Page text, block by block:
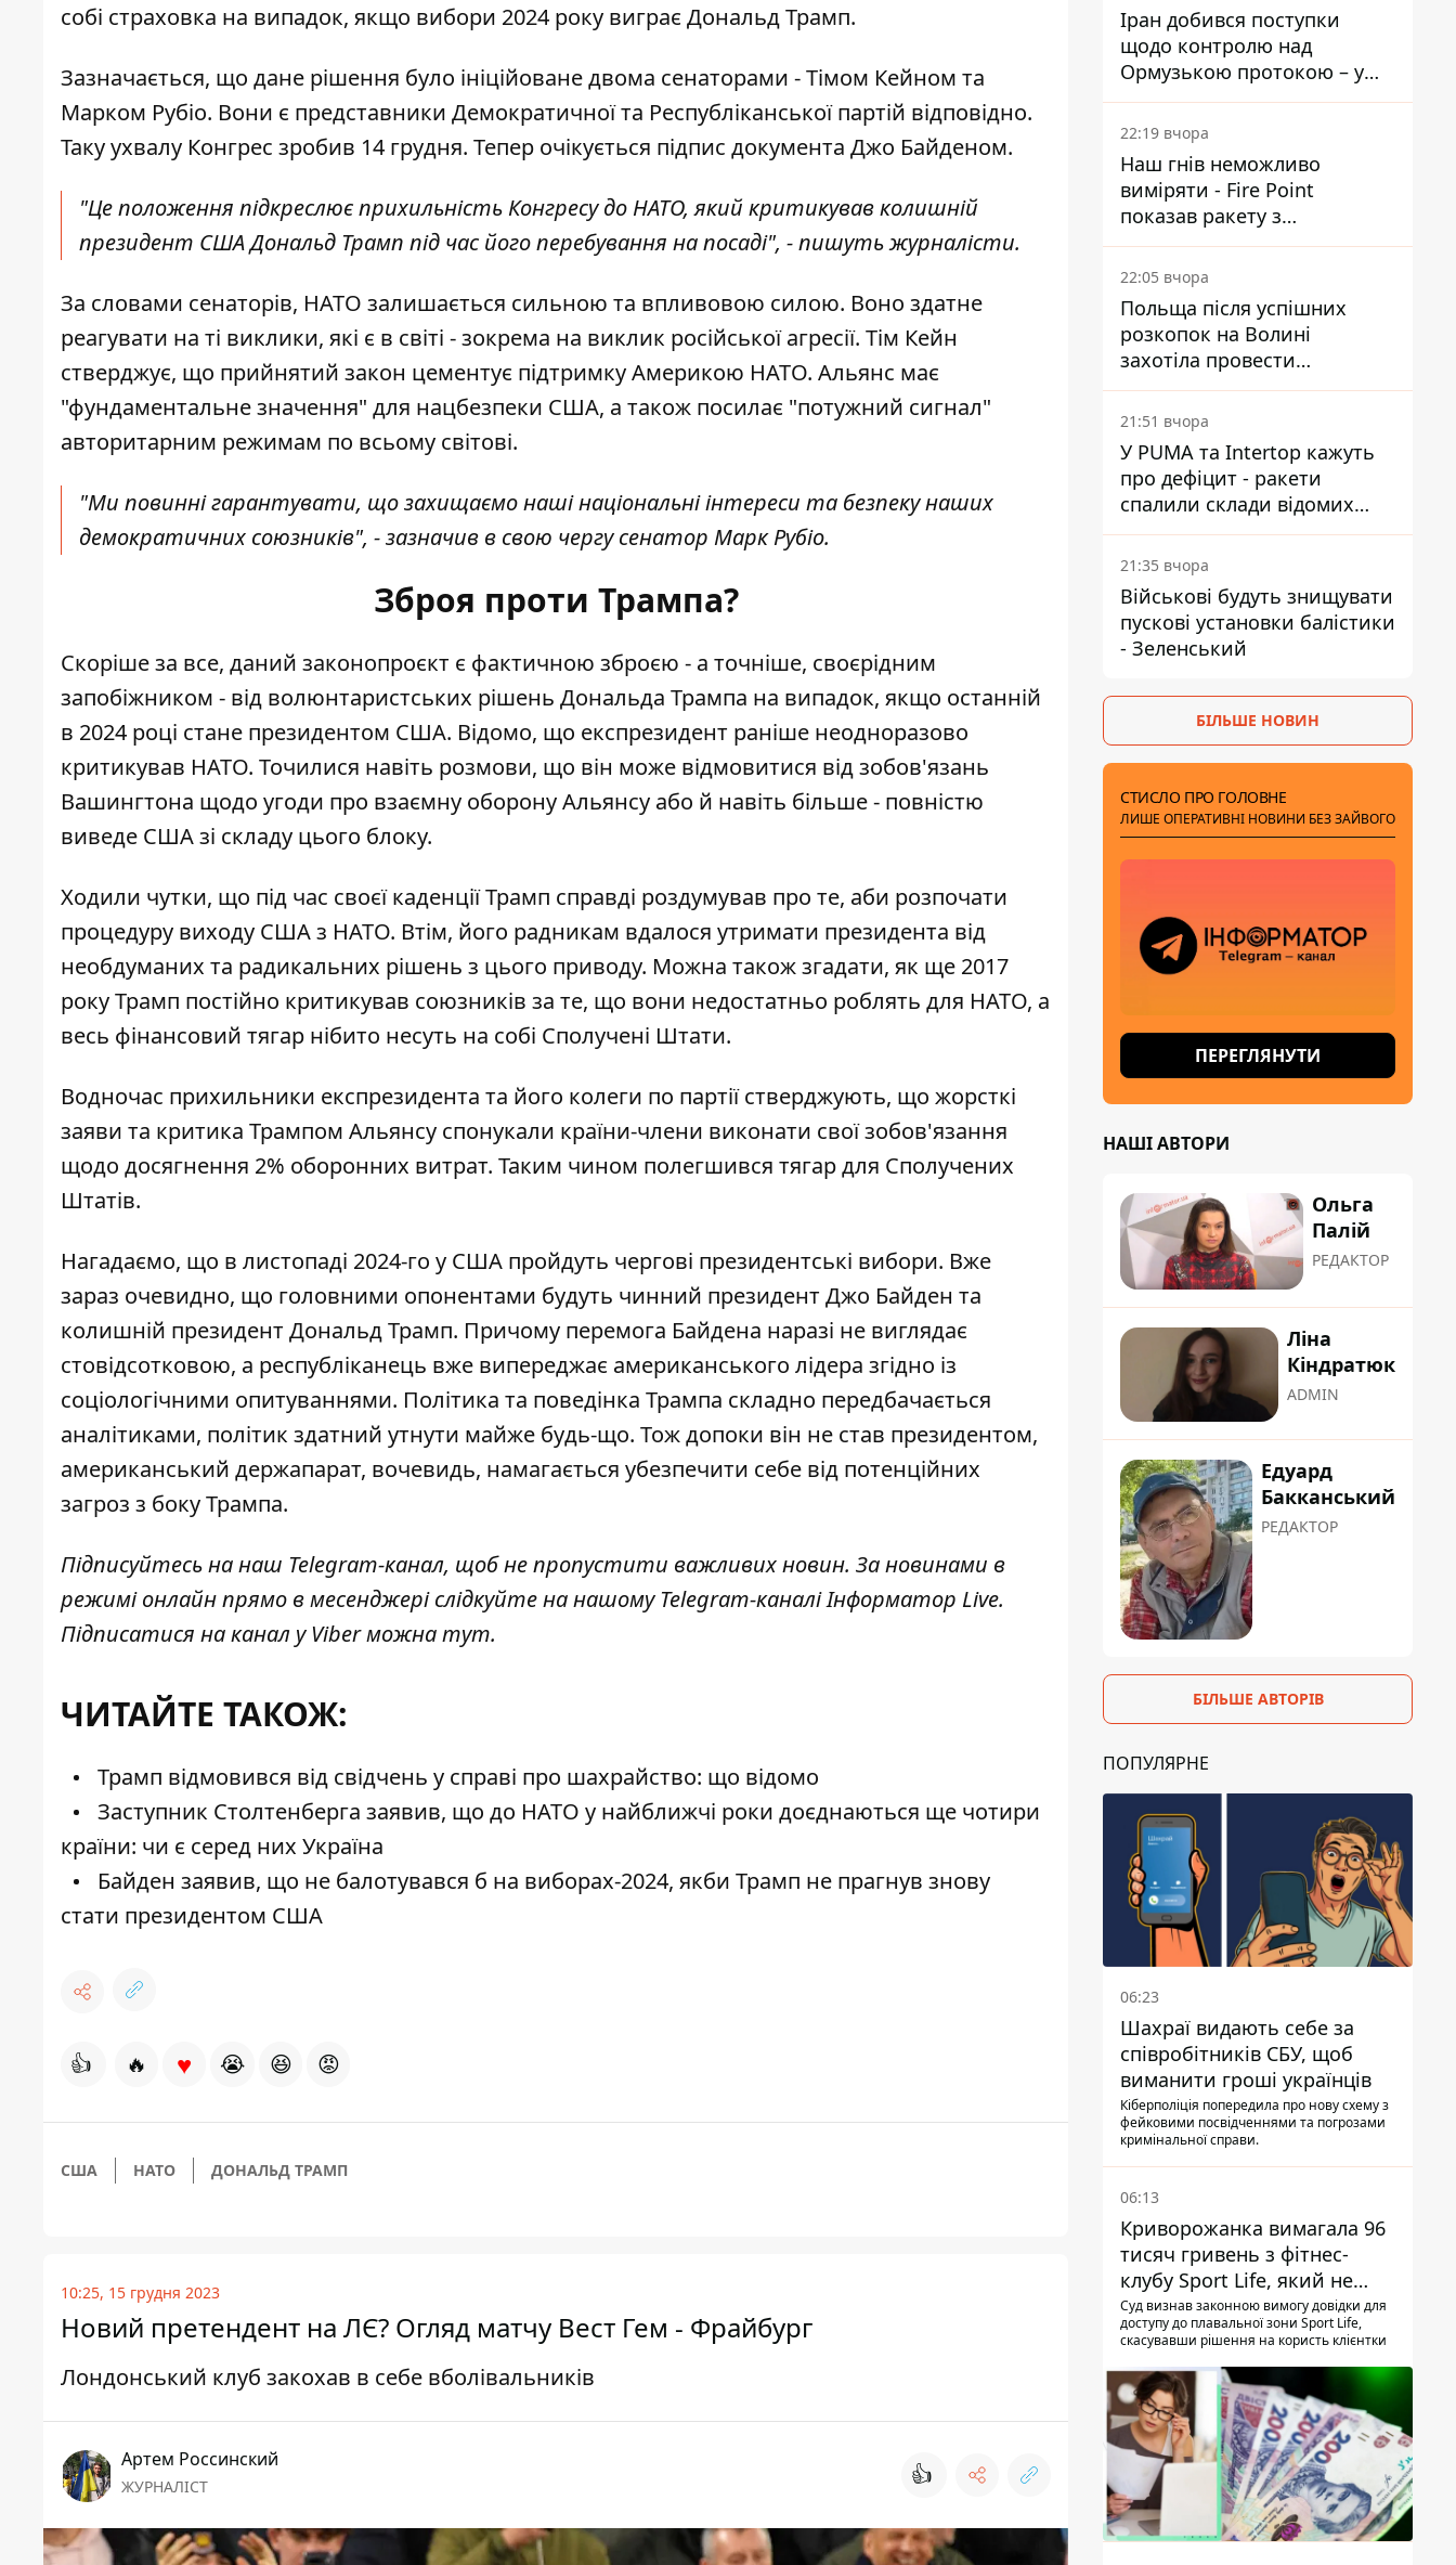
собі страховка на випадок, якщо вибори 2024 року виграє Дональд Трамп.
Зазначається, що дане рішення було ініційоване двома сенаторами - Тімом Кейном та
Марком Рубіо. Вони є представники Демократичної та Республіканської партій відповідно.
Таку ухвалу Конгрес зробив 14 грудня. Тепер очікується підпис документа Джо Байденом.
"Це положення підкреслює прихильність Конгресу до НАТО, який критикував колишній
президент США Дональд Трамп під час його перебування на посаді", - пишуть журналісти.
За словами сенаторів, НАТО залишається сильною та впливовою силою. Воно здатне
реагувати на ті виклики, які є в світі - зокрема на виклик російської агресії. Тім Кейн
стверджує, що прийнятий закон цементує підтримку Америкою НАТО. Альянс має
"фундаментальне значення" для нацбезпеки США, а також посилає "потужний сигнал"
авторитарним режимам по всьому світові.
"Ми повинні гарантувати, що захищаємо наші національні інтереси та безпеку наших
демократичних союзників", - зазначив в свою чергу сенатор Марк Рубіо.
Зброя проти Трампа?
Скоріше за все, даний законопроєкт є фактичною зброєю - а точніше, своєрідним
запобіжником - від волюнтаристських рішень Дональда Трампа на випадок, якщо останній
в 2024 році стане президентом США. Відомо, що експрезидент раніше неодноразово
критикував НАТО. Точилися навіть розмови, що він може відмовитися від зобов'язань
Вашингтона щодо угоди про взаємну оборону Альянсу або й навіть більше - повністю
виведе США зі складу цього блоку.
Ходили чутки, що під час своєї каденції Трамп справді роздумував про те, аби розпочати
процедуру виходу США з НАТО. Втім, його радникам вдалося утримати президента від
необдуманих та радикальних рішень з цього приводу. Можна також згадати, як ще 2017
року Трамп постійно критикував союзників за те, що вони недостатньо роблять для НАТО, а
весь фінансовий тягар нібито несуть на собі Сполучені Штати.
Водночас прихильники експрезидента та його колеги по партії стверджують, що жорсткі
заяви та критика Трампом Альянсу спонукали країни-члени виконати свої зобов'язання
щодо досягнення 2% оборонних витрат. Таким чином полегшився тягар для Сполучених
Штатів.
Нагадаємо, що в листопаді 2024-го у США пройдуть чергові президентські вибори. Вже
зараз очевидно, що головними опонентами будуть чинний президент Джо Байден та
колишній президент Дональд Трамп. Причому перемога Байдена наразі не виглядає
стовідсотковою, а республіканець вже випереджає американського лідера згідно із
соціологічними опитуваннями. Політика та поведінка Трампа складно передбачається
аналітиками, політик здатний утнути майже будь-що. Тож допоки він не став президентом,
американський держапарат, вочевидь, намагається убезпечити себе від потенційних
загроз з боку Трампа.
Підписуйтесь на наш Telegram-канал, щоб не пропустити важливих новин. За новинами в
режимі онлайн прямо в месенджері слідкуйте на нашому Telegram-каналіІнформатор Live.
Підписатися на канал у Viber можнатут.
ЧИТАЙТЕ ТАКОЖ:
Трамп відмовився від свідчень у справі про шахрайство: що відомо
Заступник Столтенберга заявив, що до НАТО у найближчі роки доєднаються ще чотири
країни: чи є серед них Україна
Байден заявив, що не балотувався б на виборах-2024, якби Трамп не прагнув знову
стати президентом США
👍 🔥 ♥ 😭 😆 😡
США НАТО ДОНАЛЬД ТРАМП
10:25, 15 грудня 2023
Новий претендент на ЛЄ? Огляд матчу Вест Гем - Фрайбург
Лондонський клуб закохав в себе вболівальників
Артем Россинский
ЖУРНАЛІСТ 👍
Іран добився поступки
щодо контролю над
Ормузькою протокою – у
Reuters розкрили деталі
22:19 вчора
Наш гнів неможливо
виміряти - Fire Point
показав ракету з
загадковою позначкою 723
22:05 вчора
Польща після успішних
розкопок на Волині
захотіла провести
ексгумацію у нових місцях
21:51 вчора
У PUMA та Intertop кажуть
про дефіцит - ракети
спалили склади відомих
брендів
21:35 вчора
Військові будуть знищувати
пускові установки балістики
- Зеленський
БІЛЬШЕ НОВИН
СТИСЛО ПРО ГОЛОВНЕ
ЛИШЕ ОПЕРАТИВНІ НОВИНИ БЕЗ ЗАЙВОГО
ПЕРЕГЛЯНУТИ
НАШІ АВТОРИ
Ольга
Палій
РЕДАКТОР
Ліна
Кіндратюк
ADMIN
Едуард
Бакканський
РЕДАКТОР
БІЛЬШЕ АВТОРІВ
ПОПУЛЯРНЕ
06:23
Шахраї видають себе за
співробітників СБУ, щоб
виманити гроші українців
Кіберполіція попередила про нову схему з
фейковими посвідченнями та погрозами
кримінальної справи.
06:13
Криворожанка вимагала 96
тисяч гривень з фітнес-
клубу Sport Life, який не
пускав її до басейну без
медичної довідки - рішення
Суд визнав законною вимогу довідки для
доступу до плавальної зони Sport Life,
скасувавши рішення на користь клієнтки